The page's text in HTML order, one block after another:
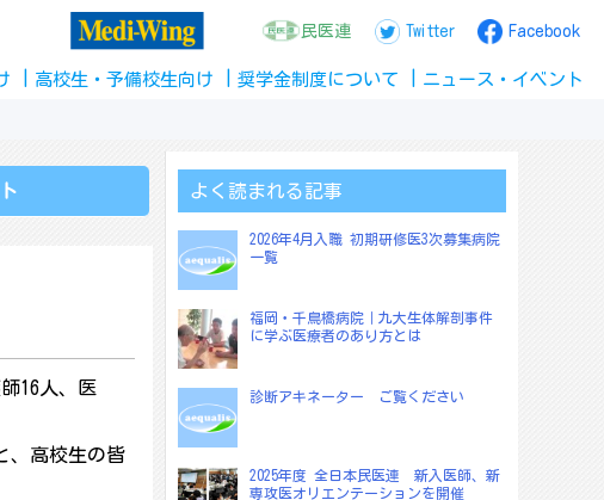
民医連 Twitter Facebook
高校生 ・ 予備校生向け 奨学金制度 について ニュース ・ イベント
16人、医
、高校生の皆
よく読まれる記事
2026年4月入職 初期研修医3次募集病院
一覧
福岡・千鳥橋病院｜九大生体解剖事件
に学ぶ医療者のあり方とは
診断アキネーター ご覧ください
2025年度 全日本民医連 新入医師、新
専攻医オリエンテーションを開催